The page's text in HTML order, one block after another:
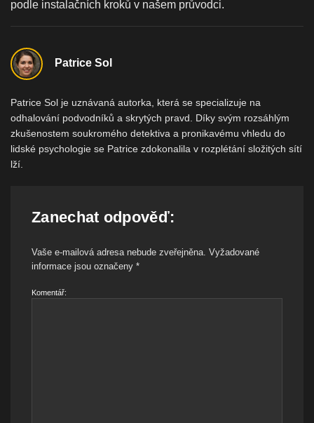
podle instalačních kroků v našem průvodci.
Patrice Sol
Patrice Sol je uznávaná autorka, která se specializuje na
odhalování podvodníků a skrytých pravd. Díky svým rozsáhlým
zkušenostem soukromého detektiva a pronikavému vhledu do
lidské psychologie se Patrice zdokonalila v rozplétání složitých sítí
lží.
Zanechat odpověď:
Vaše e-mailová adresa nebude zveřejněna. Vyžadované
informace jsou označeny *
Komentář: